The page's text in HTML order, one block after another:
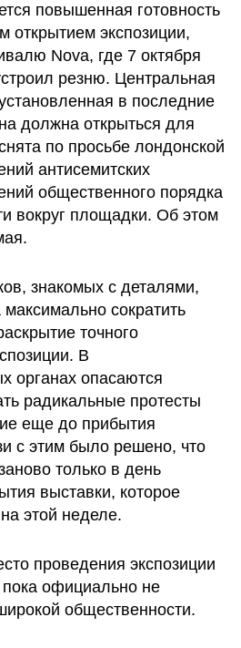
повышенная готовность
экспозиции,
Nova, где 7 октября
резню. Центральная
в последние
должна открыться для
по просьбе лондонской
антисемитских
общественного порядка
вокруг площадки. Об этом
знакомых с деталями,
сократить
точного
В
органах опасаются
радикальные протесты
еще до прибытия
с этим было решено, что
только в день
выставки, которое
этой неделе.
проведения экспозиции
официально не
общественности.